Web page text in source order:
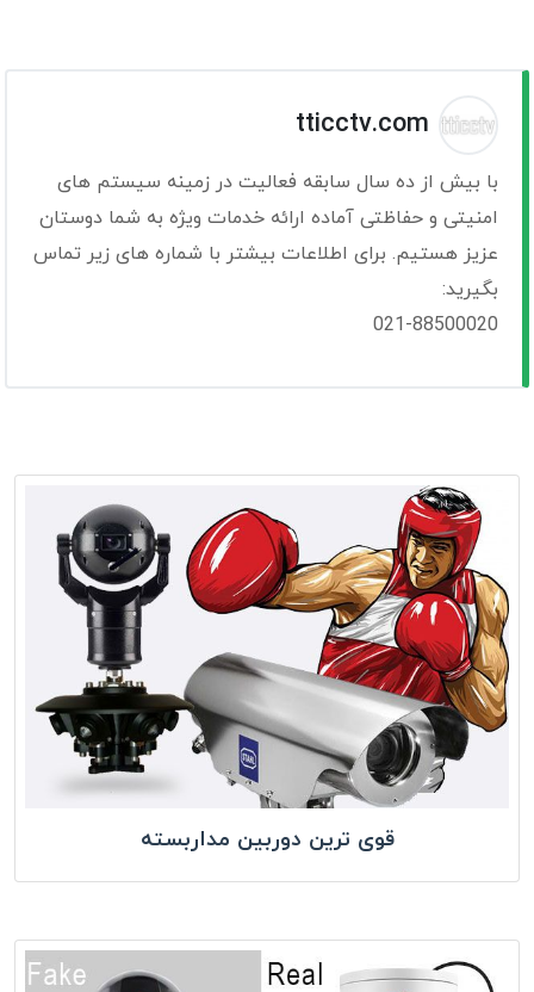
tticctv.com
با بیش از ده سال سابقه فعالیت در زمینه سیستم های
امنیتی و حفاظتی آماده ارائه خدمات ویژه به شما دوستان
عزیز هستیم. برای اطلاعات بیشتر با شماره های زیر تماس
بگیرید:
021-88500020
قوی ترین دوربین مداربسته